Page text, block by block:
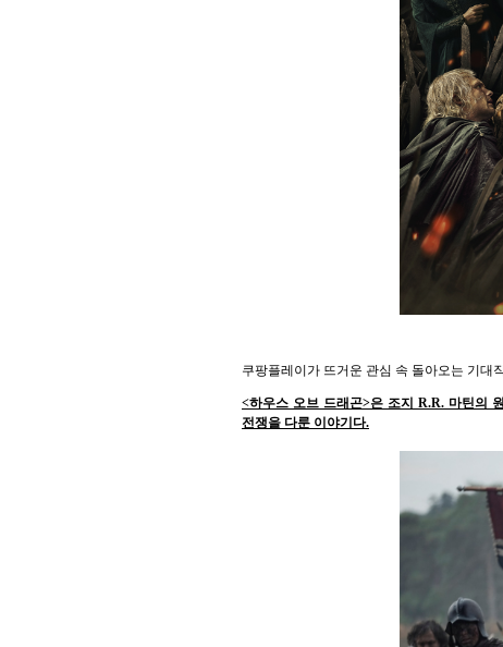
쿠팡플레이가 뜨거운 관심 속 돌아오는 기대
<하우스 오브 드래곤>은 조지 R.R. 마틴의
전쟁을 다룬 이야기다.